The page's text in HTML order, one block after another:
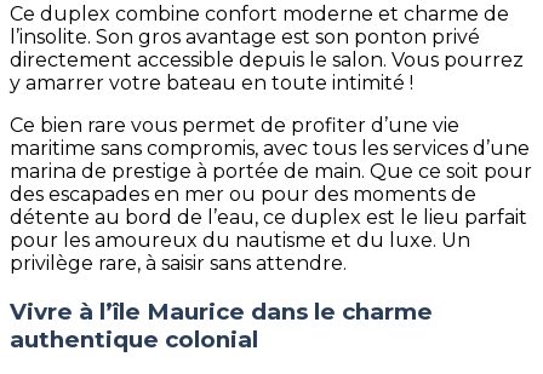
Ce duplex combine confort moderne et charme de
l’insolite. Son gros avantage est son ponton privé
directement accessible depuis le salon. Vous pourrez
y amarrer votre bateau en toute intimité !
Ce bien rare vous permet de profiter d’une vie
maritime sans compromis, avec tous les services d’une
marina de prestige à portée de main. Que ce soit pour
des escapades en mer ou pour des moments de
détente au bord de l’eau, ce duplex est le lieu parfait
pour les amoureux du nautisme et du luxe. Un
privilège rare, à saisir sans attendre.
Vivre à l’île Maurice dans le charme
authentique colonial